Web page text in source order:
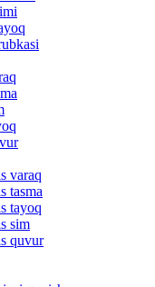
varaq
tasma
tayoq
sim
quvur